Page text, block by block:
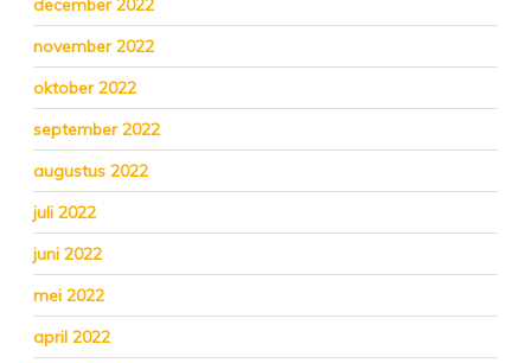
december 2022
november 2022
oktober 2022
september 2022
augustus 2022
juli 2022
juni 2022
mei 2022
april 2022